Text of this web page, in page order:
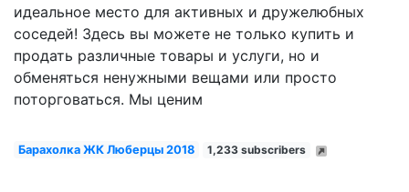
идеальное место для активных и дружелюбных
соседей! Здесь вы можете не только купить и
продать различные товары и услуги, но и
обменяться ненужными вещами или просто
поторговаться. Мы ценим
Барахолка ЖК Люберцы 2018 1,233 subscribers